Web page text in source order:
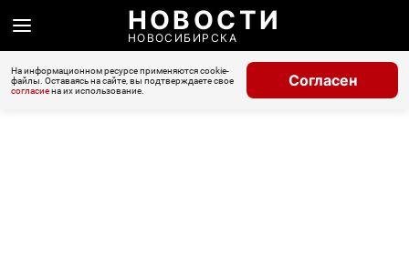
НОВОСТИ
НОВОСИБИРСКА
На информационном ресурсе применяются cookie-
файлы. Оставаясь на сайте, вы подтверждаете свое
согласиена их использование.
Согласен